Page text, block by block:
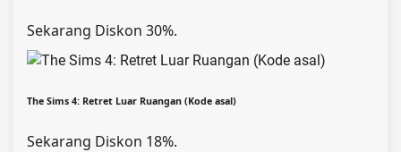
Sekarang Diskon 30%.
The Sims 4: Retret Luar Ruangan (Kode asal)
Sekarang Diskon 18%.